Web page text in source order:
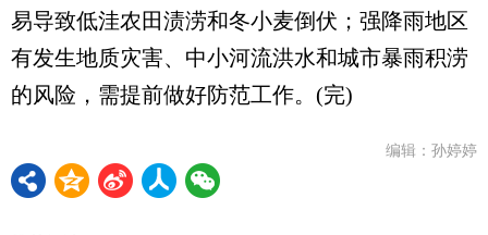
易导致低洼农田渍涝和冬小麦倒伏；强降雨地区
有发生地质灾害、中小河流洪水和城市暴雨积涝
的风险，需提前做好防范工作。(完)
编辑：孙婷婷